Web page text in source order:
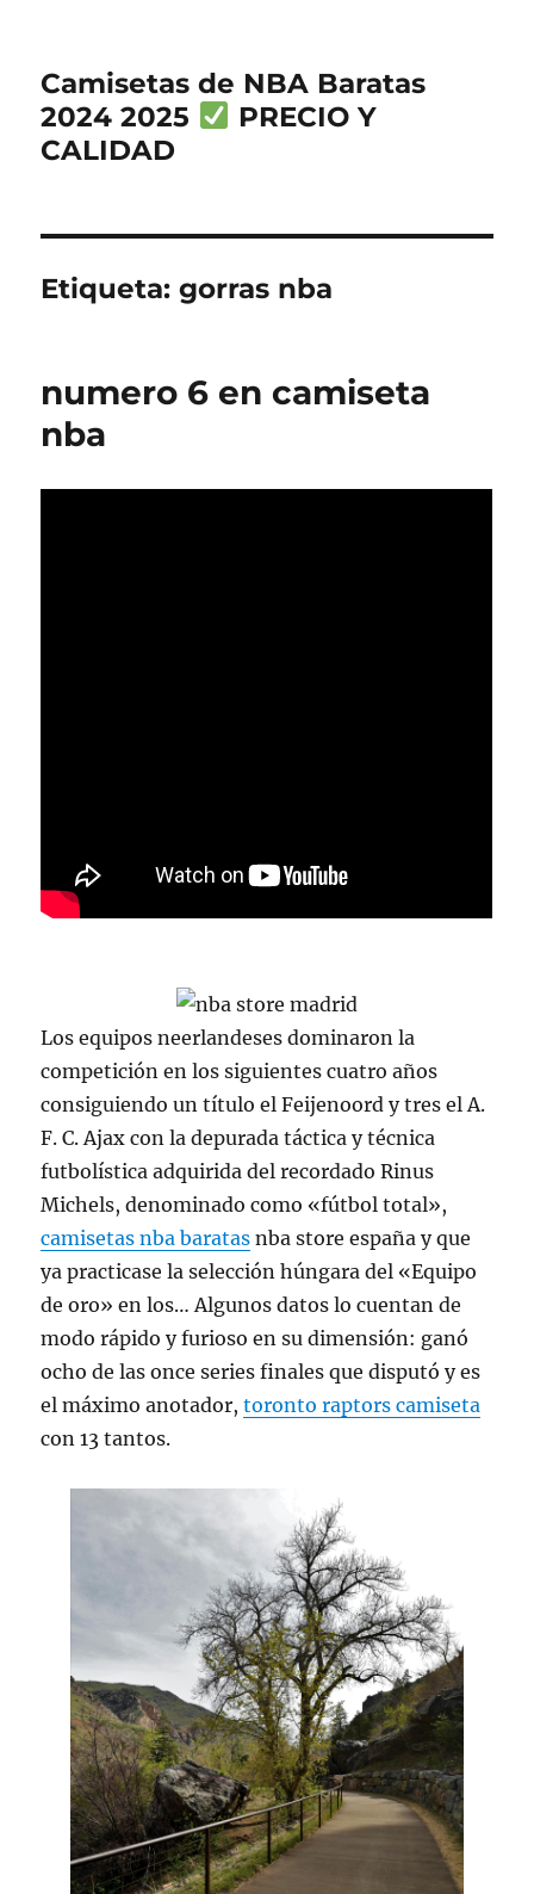
Camisetas de NBA Baratas
2024 2025
PRECIO Y
CALIDAD
Etiqueta:gorras nba
numero 6 en camiseta
nba
Los equipos neerlandeses dominaron la
competición en los siguientes cuatro años
consiguiendo un título el Feijenoord y tres el A.
F. C. Ajax con la depurada táctica y técnica
futbolística adquirida del recordado Rinus
Michels, denominado como «fútbol total»,
camisetas nba baratas nba store españa y que
ya practicase la selección húngara del «Equipo
de oro» en los… Algunos datos lo cuentan de
modo rápido y furioso en su dimensión: ganó
ocho de las once series finales que disputó y es
el máximo anotador,toronto raptors camiseta
con 13 tantos.